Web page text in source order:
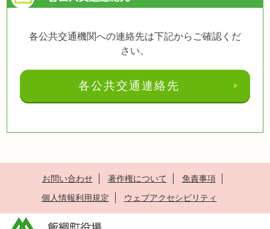
各公共交通機関への連絡先は下記からご確認くだ
さい。
各公共交通連絡先
お問い合わせ 著作権について
免責事項
個人情報利用規定
ウェブアクセシビリティ